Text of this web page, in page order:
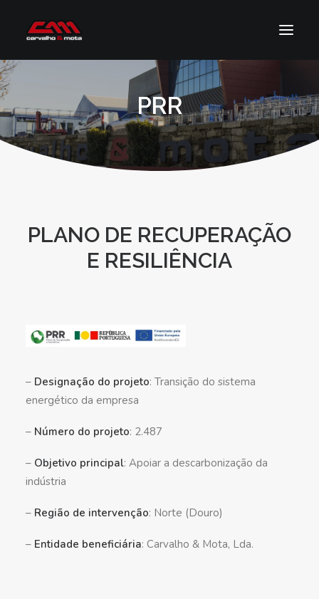
SOBRE NÓS
SERVIÇOS
NOTÍCIAS
PESQUISAR
PRR
PLANO DE RECUPERAÇÃO
E RESILIÊNCIA
– Designação do projeto: Transição do sistema
energético da empresa
– Número do projeto: 2.487
– Objetivo principal: Apoiar a descarbonização da
indústria
– Região de intervenção: Norte (Douro)
– Entidade beneficiária: Carvalho & Mota, Lda.